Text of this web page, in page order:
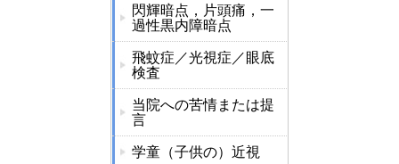
閃輝暗点，片頭痛，一
過性黒内障暗点
飛蚊症／光視症／眼底
検査
当院への苦情または提
言
学童（子供の）近視